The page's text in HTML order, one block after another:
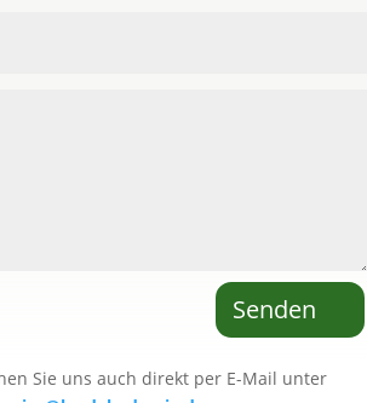
Senden
Sie uns auch direkt per E-Mail unter